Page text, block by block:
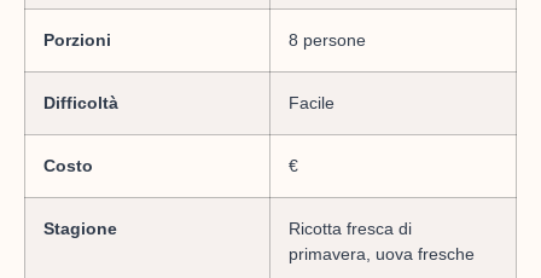
Porzioni 8 persone
Difficoltà Facile
Costo €
Stagione
Ricotta fresca di
primavera, uova fresche